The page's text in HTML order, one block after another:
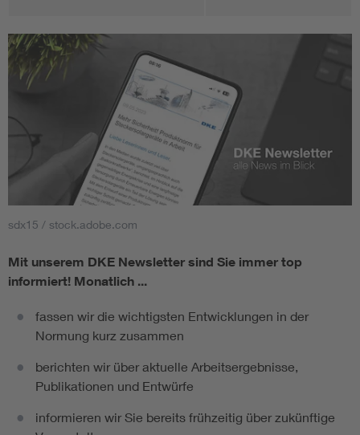
sdx15 / stock.adobe.com
Mit unserem DKE Newsletter sind Sie immer top
informiert! Monatlich ...
fassen wir die wichtigsten Entwicklungen in der
Normung kurz zusammen
berichten wir über aktuelle Arbeitsergebnisse,
Publikationen und Entwürfe
informieren wir Sie bereits frühzeitig über zukünftige